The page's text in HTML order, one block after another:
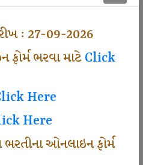
: 27-09-2026
ભરવા માટેClick
Here
Here
ભરતીના ઓનલાઇન ફોર્મ
Subscription